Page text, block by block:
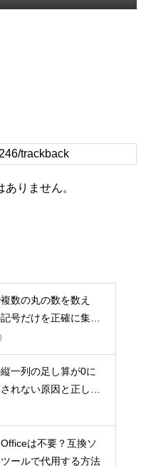
りません。
数の丸の数を数え
号だけを正確に集計
一列の足し算が0に
れない原因と正しい
は不要？互換ソ
ールで代用する方法